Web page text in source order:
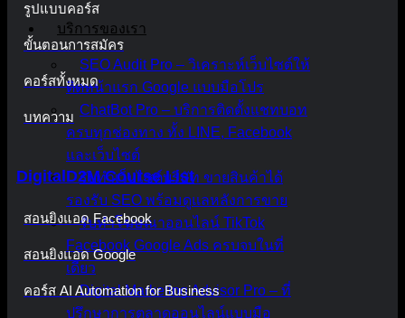
บริการของเรา
SEO Audit Pro – วิเคราะห์เว็บไซต์ให้
ติดหน้าแรก Google แบบมือโปร
ChatBot Pro – บริการติดตั้งแชทบอท
ครบทุกช่องทาง ทั้ง LINE, Facebook
และเว็บไซต์
รับทำเว็บไซต์บริษัท ขายสินค้าได้
รองรับ SEO พร้อมดูแลหลังการขาย
รับทำโฆษณาออนไลน์ TikTok
Facebook Google Ads ครบจบในที่
เดียว
Digital Marketing Advisor Pro – ที่
ปรึกษาการตลาดออนไลน์แบบมือ
รูปแบบคอร์ส
ขั้นตอนการสมัคร
คอร์สทั้งหมด
บทความ
DigitalD2M Course List
สอนยิงแอด Facebook
สอนยิงแอด Google
คอร์ส AI Automation for Business